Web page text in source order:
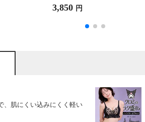
ROS by WACOAL MEN
3,850 円
、肌にくい込みにくく軽い